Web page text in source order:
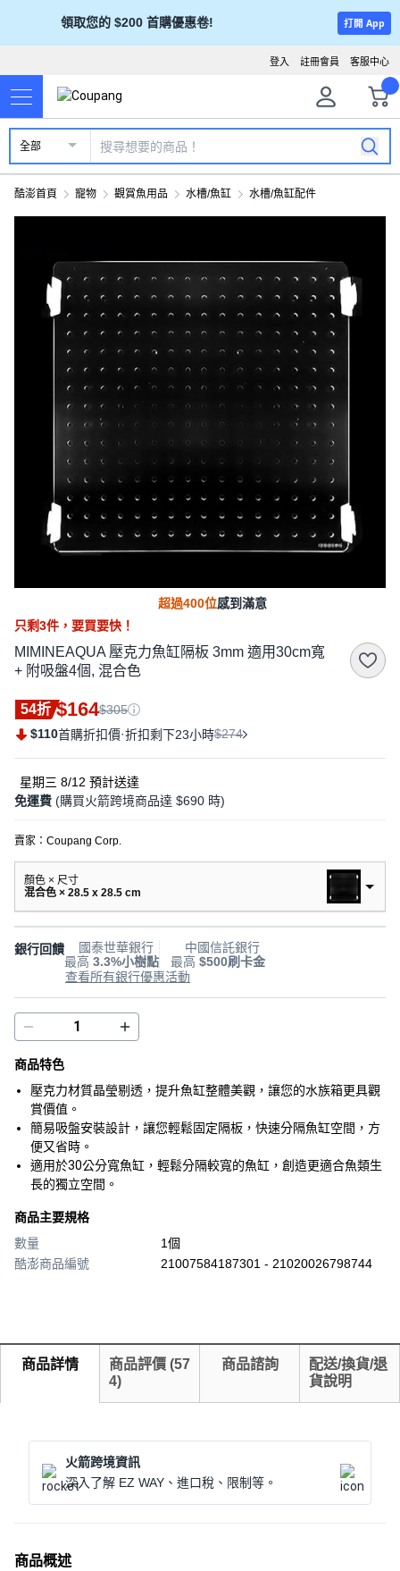
領取您的 $200 首購優惠卷! 打開 App
客服中心
註冊會員
登入
全部
酷澎首頁 寵物 觀賞魚用品 水槽/魚缸 水槽/魚缸配件
超過400位感到滿意
只剩3件， 要買要快！
MIMINEAQUA 壓克力魚缸隔板 3mm 適用30cm寬
+ 附吸盤4個, 混合色
54折 $164$305
$110首購折扣價·折扣剩下23小時$274
星期三 8/12 預計送達
免運費 (購買火箭跨境商品達 $690 時)
賣家： Coupang Corp.
顏色 × 尺寸
混合色 × 28.5 x 28.5 cm
銀行回饋
國泰世華銀行
最高 3.3%小樹點
中國信託銀行
最高 $500刷卡金
查看所有銀行優惠活動
商品特色
壓克力材質晶瑩剔透，提升魚缸整體美觀，讓您的水族箱更具觀
賞價值。
簡易吸盤安裝設計，讓您輕鬆固定隔板，快速分隔魚缸空間，方
便又省時。
適用於30公分寬魚缸，輕鬆分隔較寬的魚缸，創造更適合魚類生
長的獨立空間。
商品主要規格
數量
1個
酷澎商品編號
21007584187301 - 21020026798744
商品詳情 商品評價 (57
4)
商品諮詢
配送/換貨/退
貨說明
火箭跨境資訊
深入了解 EZ WAY、進口稅、限制等。
商品概述